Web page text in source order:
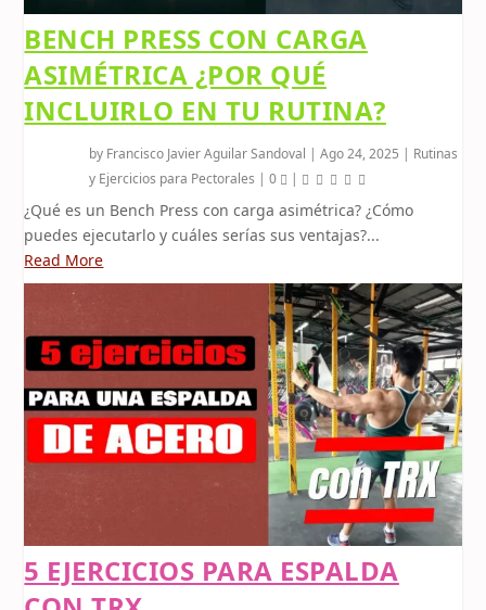
BENCH PRESS CON CARGA
ASIMÉTRICA ¿POR QUÉ
INCLUIRLO EN TU RUTINA?
by Francisco Javier Aguilar Sandoval |Ago 24, 2025 | Rutinas
y Ejercicios para Pectorales |0 |
¿Qué es un Bench Press con carga asimétrica? ¿Cómo
puedes ejecutarlo y cuáles serías sus ventajas?...
Read More
5 EJERCICIOS PARA ESPALDA